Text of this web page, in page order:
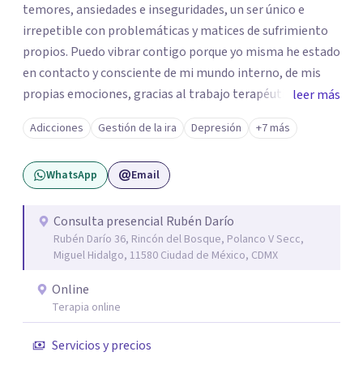
temores, ansiedades e inseguridades, un ser único e
irrepetible con problemáticas y matices de sufrimiento
propios. Puedo vibrar contigo porque yo misma he estado
en contacto y consciente de mi mundo interno, de mis
propias emociones, gracias al trabajo terapéutico que he
llevado como parte de mi formación como
psicoterapeuta, lo que me permitirá comprenderte
mejor. Nadie puede entender al otro si no se ha puesto en
contacto consigo mismo. Me gustaría acompañarte en
motivo la vida te esta poniendo retos difíciles estoy aquí
para acompañarte y buscar las mejores soluciones. Si
estas sufriendo puedo ayudarte a aminorarlo y resolverlo
a través del trabajo conjunto de recordar, reacomodar,
resignificar y elaborar, para que puedas sentirte mejor,
ser mas productivo y en general tener una vida más feliz.
Mi lema es: PUEDES ESTAR MEJOR.
leer más
Adicciones Gestión de la ira Depresión +7 más
WhatsApp Email
Consulta presencial Rubén Darío
Rubén Darío 36, Rincón del Bosque, Polanco V Secc,
Miguel Hidalgo, 11580 Ciudad de México, CDMX
Online
Terapia online
Servicios y precios